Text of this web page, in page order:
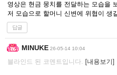
영상은 현금 뭉치를 전달하는 모습을
저 모습으로 할머니 신변에 위협이 생
답글
MINUKE 26-05-14 10:04
블라인드 된 코멘트입니다. [내용보기]